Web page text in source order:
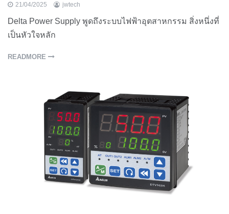
21/04/2025 jwtech
Delta Power Supply พูดถึงระบบไฟฟ้าอุตสาหกรรม สิ่งหนึ่งที่
เป็นหัวใจหลัก
READMORE